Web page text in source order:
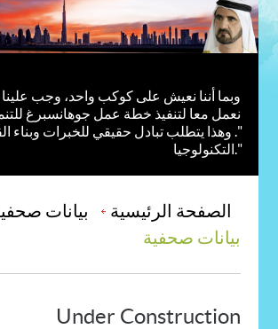
وبما أننا نعيش على كوكب واحد، وجب
نعمل معا لتنفيذ خطة عمل جوهانسبرغ
". وهذا يتطلب تبادل حقيقي للخبرات وبناء
التكنولوجيا."
الصفحة الرئيسية بيانات
بيانات صحفية
Under Construction